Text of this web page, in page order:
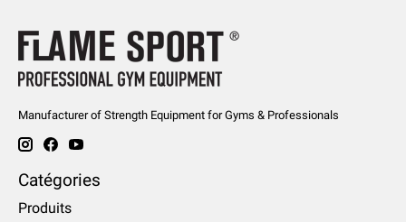
Manufacturer of Strength Equipment for Gyms & Professionals
Catégories
Produits